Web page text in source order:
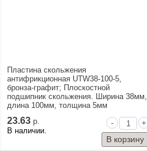
Пластина скольжения
антифрикционная UTW38-100-5,
бронза-графит; Плоскостной
подшипник скольжения. Ширина 38мм,
длина 100мм, толщина 5мм
23.63р.
В наличии.
- +